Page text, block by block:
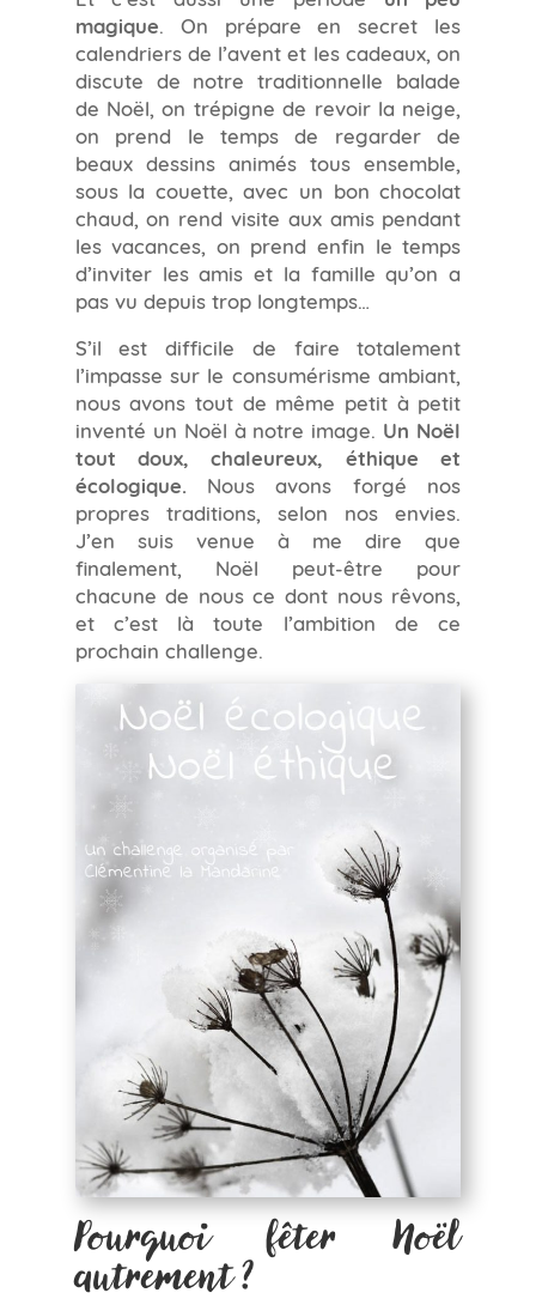
magique . On prépare en secret les
calendriers de l’avent et les cadeaux, on
discute de notre traditionnelle balade
de Noël, on trépigne de revoir la neige,
on prend le temps de regarder de
beaux dessins animés tous ensemble,
sous la couette, avec un bon chocolat
chaud, on rend visite aux amis pendant
les vacances, on prend enfin le temps
d’inviter les amis et la famille qu’on a
pas vu depuis trop longtemps…
S’il est difficile de faire totalement
l’impasse sur le consumérisme ambiant,
nous avons tout de même petit à petit
inventé un Noël à notre image. Un Noël
tout doux, chaleureux, éthique et
écologique. Nous avons forgé nos
propres traditions, selon nos envies.
J’en suis venue à me dire que
finalement, Noël peut-être pour
chacune de nous ce dont nous rêvons,
et c’est là toute l’ambition de ce
prochain challenge.
Pourquoi fêter Noël
autrement ?